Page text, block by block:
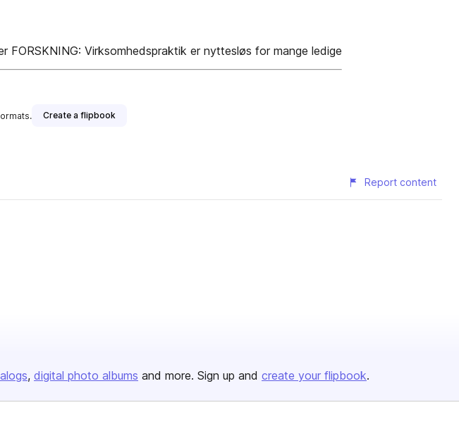
FORSKNING: Virksomhedspraktik er nyttesløs for mange ledige
Create a flipbook
Report content
digital photo albums and more. Sign up and create your flipbook.